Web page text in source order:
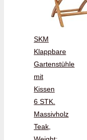
SKM
Klappbare
Gartenstühle
mit
Kissen
6 STK.
Massivholz
Teak,